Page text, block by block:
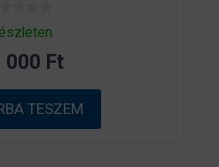
000 Ft
TESZEM